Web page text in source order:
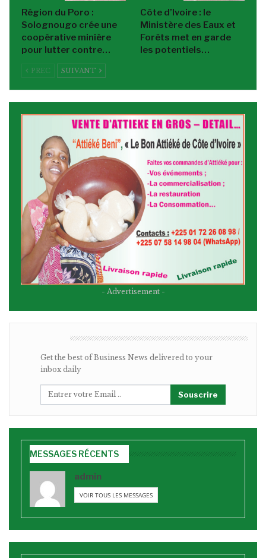
Région du Poro :
Solognougo crée une
coopérative minière
pour lutter contre…
Côte d’Ivoire : le
Ministère des Eaux et
Forêts met en garde
les potentiels…
PREC SUIVANT
- Advertisement -
Get the best of Business News delivered to your
inbox daily
Souscrire
MESSAGES RÉCENTS
admin
VOIR TOUS LES MESSAGES